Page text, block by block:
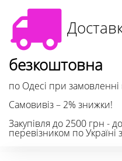
безкоштовна
по Одесі при замовленні
Самовивіз – 2% знижки!
Закупівля до 2500 грн -
перевізником по Україні